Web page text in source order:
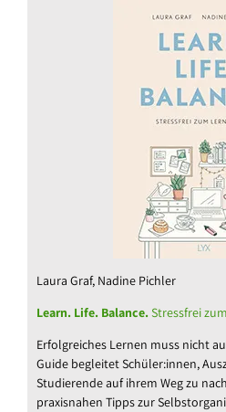
Laura Graf, Nadine Pichler
Learn. Life. Balance.Stressfrei
Erfolgreiches Lernen muss nicht
Guide begleitet Schüler:innen,
Studierende auf ihrem Weg zu
praxisnahen Tipps zur